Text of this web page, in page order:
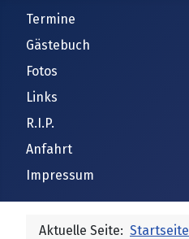
Termine
Gästebuch
Fotos
Links
R.I.P.
Anfahrt
Impressum
Aktuelle Seite: Startseite